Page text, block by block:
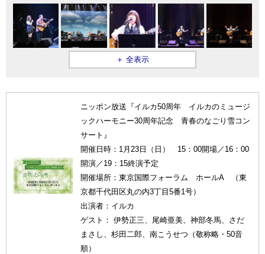
＋ 全表示
ニッポン放送『イルカ50周年 イルカのミュージ
ックハーモニー30周年記念 青春のなごり雪コン
サート』
開催日時：1月23日（日） 15：00開場／16：00
開演／19：15終演予定
開催場所：東京国際フォーラム ホールA （東
京都千代田区丸の内3丁目5番1号）
出演者：イルカ
ゲスト： 伊勢正三、尾崎亜美、神部冬馬、さだ
まさし、杉田二郎、南こうせつ（敬称略・50音
順）